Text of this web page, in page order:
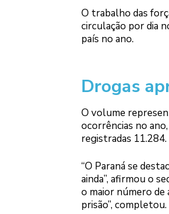
O trabalho das
circulação por dia
país no ano.
Drogas
O volume
ocorrências no
registradas 11.284.
“O Paraná se
ainda”, afirmou o
o maior número de
prisão”, completou.